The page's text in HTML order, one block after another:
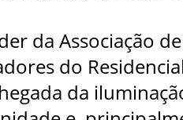
da Associação
do
da